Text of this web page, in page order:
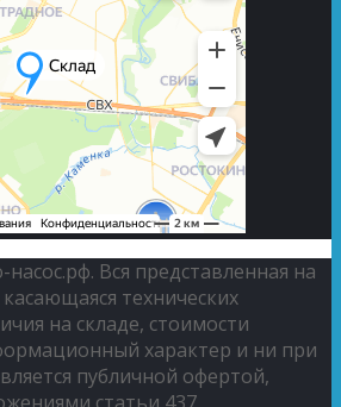
Вся представленная на
технических
на складе, стоимости
характер и ни при
публичной офертой,